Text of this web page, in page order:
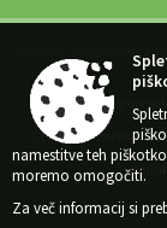
Zasnova, izvedba in
Splošni pogoji
Center za varstvo
namestitve teh
moremo omogočiti.
Za več informacij si